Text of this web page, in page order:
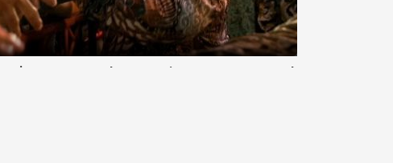
Bertemu Aktor Senior Steven Seagal